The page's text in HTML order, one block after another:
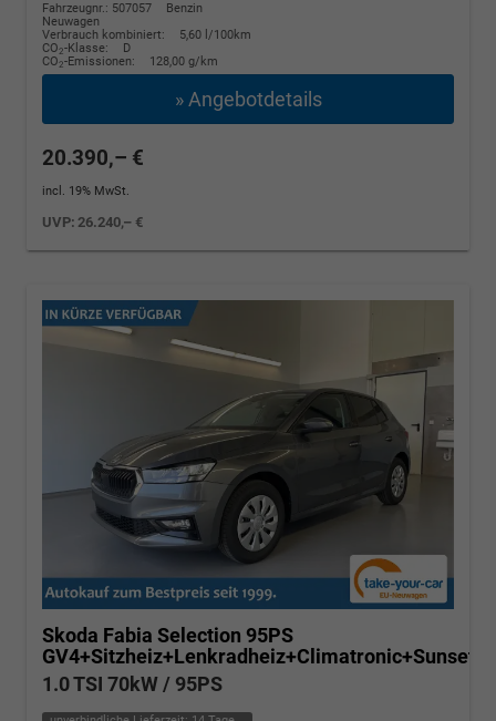
Fahrzeugnr.: 507057
Benzin
Neuwagen
Verbrauch kombiniert:
5,60 l/100km
CO2-Klasse:
D
CO2-Emissionen: 128,00 g/km
» Angebotdetails
20.390,– €
incl. 19% MwSt.
UVP:26.240,– €
Skoda Fabia Selection 95PS
1.0 TSI 70kW / 95PS